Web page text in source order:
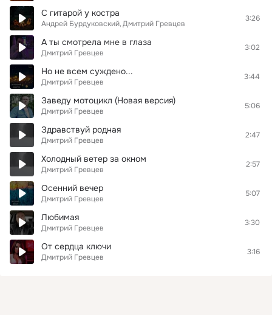
С гитарой у костра
Андрей Бурдуковский Дмитрий Гревцев
3:26
А ты смотрела мне в глаза
Дмитрий Гревцев
3:02
Но не всем суждено...
Дмитрий Гревцев
3:44
Заведу мотоцикл (Новая версия)
Дмитрий Гревцев
5:06
Здравствуй родная
Дмитрий Гревцев
2:47
Холодный ветер за окном
Дмитрий Гревцев
2:57
Осенний вечер
Дмитрий Гревцев
5:07
Любимая
Дмитрий Гревцев
3:30
От сердца ключи
Дмитрий Гревцев
3:16